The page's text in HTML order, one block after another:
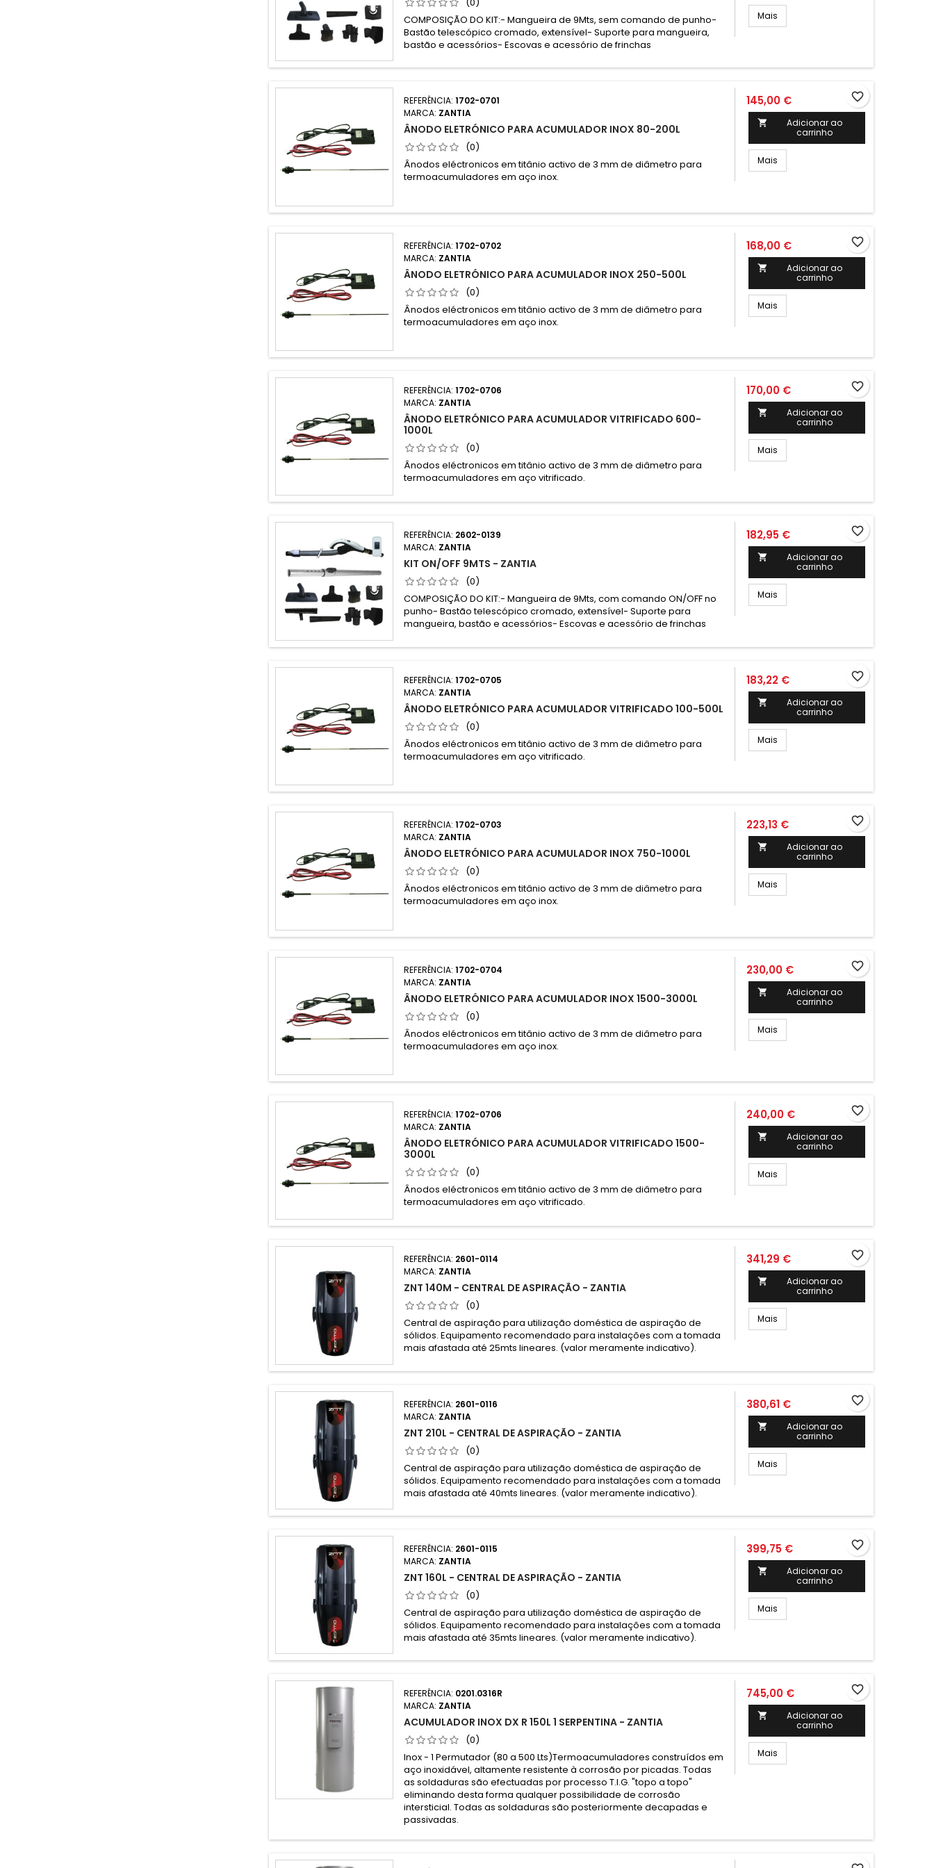
COMPOSIÇÃO DO KIT:- Mangueira de 9Mts, sem comando de punho-
Bastão telescópico cromado, extensível- Suporte para mangueira,
bastão e acessórios- Escovas e acessório de frinchas
Mais
REFERÊNCIA:1702-0701
MARCA: ZANTIA
ÂNODO ELETRÓNICO PARA ACUMULADOR INOX 80-200L
(0)
Ânodos eléctronicos em titânio activo de 3 mm de diâmetro para
termoacumuladores em aço inox.
145,00 €

Adicionar ao
carrinho
Mais
favorite_border
REFERÊNCIA:1702-0702
MARCA: ZANTIA
ÂNODO ELETRÓNICO PARA ACUMULADOR INOX 250-500L
(0)
Ânodos eléctronicos em titânio activo de 3 mm de diâmetro para
termoacumuladores em aço inox.
168,00 €

Adicionar ao
carrinho
Mais
favorite_border
REFERÊNCIA:1702-0706
MARCA: ZANTIA
ÂNODO ELETRÓNICO PARA ACUMULADOR VITRIFICADO 600-
1000L
(0)
Ânodos eléctronicos em titânio activo de 3 mm de diâmetro para
termoacumuladores em aço vitrificado.
170,00 €

Adicionar ao
carrinho
Mais
favorite_border
REFERÊNCIA: 2602-0139
MARCA: ZANTIA
KIT ON/OFF 9MTS - ZANTIA
(0)
COMPOSIÇÃO DO KIT:- Mangueira de 9Mts, com comando ON/OFF no
punho- Bastão telescópico cromado, extensível- Suporte para
mangueira, bastão e acessórios- Escovas e acessório de frinchas
182,95 €

Adicionar ao
carrinho
Mais
favorite_border
REFERÊNCIA:1702-0705
MARCA: ZANTIA
ÂNODO ELETRÓNICO PARA ACUMULADOR VITRIFICADO 100-500L
(0)
Ânodos eléctronicos em titânio activo de 3 mm de diâmetro para
termoacumuladores em aço vitrificado.
183,22 €

Adicionar ao
carrinho
Mais
favorite_border
REFERÊNCIA:1702-0703
MARCA: ZANTIA
ÂNODO ELETRÓNICO PARA ACUMULADOR INOX 750-1000L
(0)
Ânodos eléctronicos em titânio activo de 3 mm de diâmetro para
termoacumuladores em aço inox.
223,13 €

Adicionar ao
carrinho
Mais
favorite_border
REFERÊNCIA:1702-0704
MARCA: ZANTIA
ÂNODO ELETRÓNICO PARA ACUMULADOR INOX 1500-3000L
(0)
Ânodos eléctronicos em titânio activo de 3 mm de diâmetro para
termoacumuladores em aço inox.
230,00 €

Adicionar ao
carrinho
Mais
favorite_border
REFERÊNCIA:1702-0706
MARCA: ZANTIA
ÂNODO ELETRÓNICO PARA ACUMULADOR VITRIFICADO 1500-
3000L
(0)
Ânodos eléctronicos em titânio activo de 3 mm de diâmetro para
termoacumuladores em aço vitrificado.
240,00 €

Adicionar ao
carrinho
Mais
favorite_border
REFERÊNCIA: 2601-0114
MARCA: ZANTIA
ZNT 140M - CENTRAL DE ASPIRAÇÃO - ZANTIA
(0)
Central de aspiração para utilização doméstica de aspiração de
sólidos. Equipamento recomendado para instalações com a tomada
mais afastada até 25mts lineares. (valor meramente indicativo).
341,29 €

Adicionar ao
carrinho
Mais
favorite_border
REFERÊNCIA: 2601-0116
MARCA: ZANTIA
ZNT 210L - CENTRAL DE ASPIRAÇÃO - ZANTIA
(0)
Central de aspiração para utilização doméstica de aspiração de
sólidos. Equipamento recomendado para instalações com a tomada
mais afastada até 40mts lineares. (valor meramente indicativo).
380,61 €

Adicionar ao
carrinho
Mais
favorite_border
REFERÊNCIA: 2601-0115
MARCA: ZANTIA
ZNT 160L - CENTRAL DE ASPIRAÇÃO - ZANTIA
(0)
Central de aspiração para utilização doméstica de aspiração de
sólidos. Equipamento recomendado para instalações com a tomada
mais afastada até 35mts lineares. (valor meramente indicativo).
399,75 €

Adicionar ao
carrinho
Mais
favorite_border
REFERÊNCIA: 0201.0316R
MARCA: ZANTIA
ACUMULADOR INOX DX R 150L 1 SERPENTINA - ZANTIA
(0)
Inox - 1 Permutador (80 a 500 Lts)Termoacumuladores construídos em
aço inoxidável, altamente resistente à corrosão por picadas. Todas
as soldaduras são efectuadas por processo T.I.G. "topo a topo"
eliminando desta forma qualquer possibilidade de corrosão
intersticial. Todas as soldaduras são posteriormente decapadas e
passivadas.
745,00 €

Adicionar ao
carrinho
Mais
favorite_border